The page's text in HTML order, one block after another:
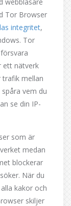
Tor Browser
integritet,
Tor
ett nätverk
mellan
vem du
se din IP-
som är
medan
blockerar
När du
kakor och
skiljer